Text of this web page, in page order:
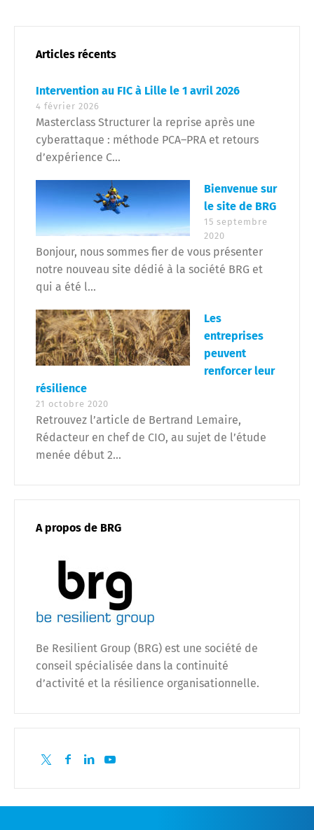
Articles récents
Intervention au FIC à Lille le 1 avril 2026
4 février 2026
Masterclass Structurer la reprise après une
cyberattaque : méthode PCA–PRA et retours
d’expérience C...
Bienvenue sur
le site de BRG
15 septembre
2020
Bonjour, nous sommes fier de vous présenter
notre nouveau site dédié à la société BRG et
qui a été l...
Les
entreprises
peuvent
renforcer leur
résilience
21 octobre 2020
Retrouvez l’article de Bertrand Lemaire,
Rédacteur en chef de CIO, au sujet de l’étude
menée début 2...
A propos de BRG
Be Resilient Group (BRG) est une société de
conseil spécialisée dans la continuité
d’activité et la résilience organisationnelle.